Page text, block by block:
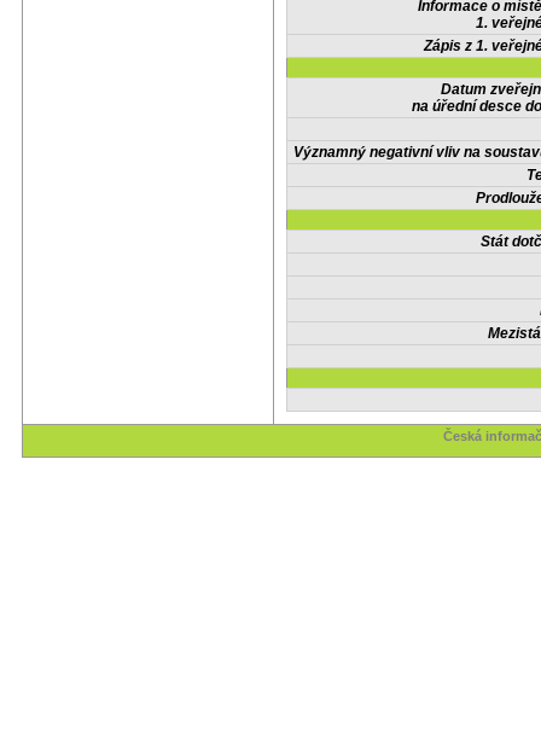
Informace o
1.
Zápis z 1.
Datum
na úřední desce
Významný negativní vliv na
Stát
Česká